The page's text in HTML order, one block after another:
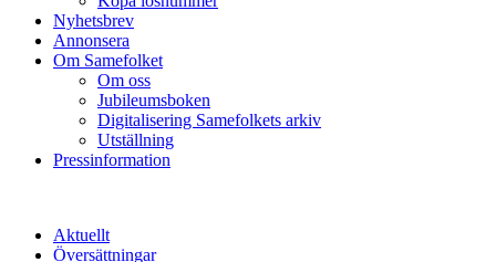
Nyhetsbrev
Annonsera
Om Samefolket
Om oss
Jubileumsboken
Digitalisering Samefolkets arkiv
Utställning
Pressinformation
Aktuellt
Översättningar